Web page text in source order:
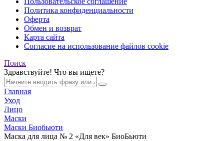
Политика конфиденциальности
Оферта
Обмен и возврат
Карта сайта
Согласие на использование файлов cookie
Поиск
Здравствуйте! Что вы ищете?
Главная
Уход
Лицо
Маски
Маски Биобьюти
Маска для лица № 2 «Для век» БиоБьюти